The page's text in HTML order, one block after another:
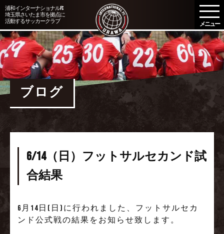
浦和インターナショナルFC
埼玉県さいたま市を拠点に
活動するサッカークラブ
メ
ニ
ュ
ー
を
開
ブログ
6/14（日）フットサルセカンド試
合結果
6月14日(日)に行われました、フットサルセカ
ンド公式戦の結果をお知らせ致します。